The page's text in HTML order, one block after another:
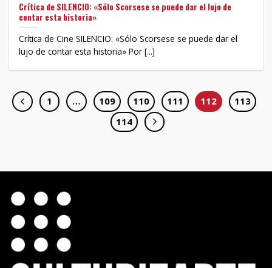
Crítica de SILENCIO: «Sólo Scorsese se puede dar el lujo de
contar esta historia»
Crítica de Cine SILENCIO: «Sólo Scorsese se puede dar el
lujo de contar esta historia» Por [...]
1 … 109 110 111 112
113
114